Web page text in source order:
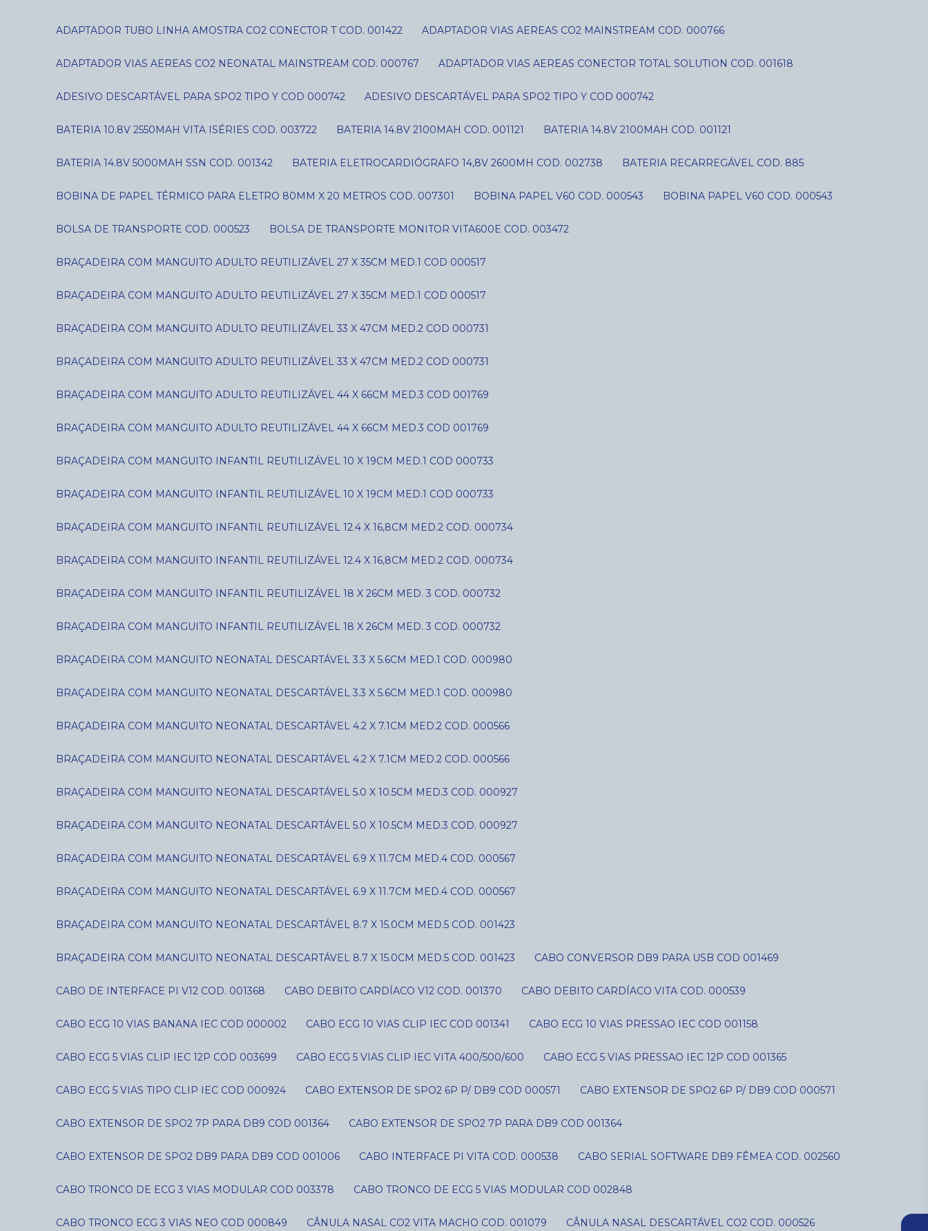
ADAPTADOR TUBO LINHA AMOSTRA CO2 CONECTOR T COD. 001422 ADAPTADOR VIAS AEREAS CO2 MAINSTREAM COD. 000766
ADAPTADOR VIAS AEREAS CO2 NEONATAL MAINSTREAM COD. 000767 ADAPTADOR VIAS AEREAS CONECTOR TOTAL SOLUTION COD. 001618
ADESIVO DESCARTÁVEL PARA SPO2 TIPO Y COD 000742 ADESIVO DESCARTÁVEL PARA SPO2 TIPO Y COD 000742
BATERIA 10.8V 2550MAH VITA ISÉRIES COD. 003722 BATERIA 14.8V 2100MAH COD. 001121 BATERIA 14.8V 2100MAH COD. 001121
BATERIA 14.8V 5000MAH SSN COD. 001342 BATERIA ELETROCARDIÓGRAFO 14,8V 2600MH COD. 002738 BATERIA RECARREGÁVEL COD. 885
BOBINA DE PAPEL TÉRMICO PARA ELETRO 80MM X 20 METROS COD. 007301 BOBINA PAPEL V60 COD. 000543 BOBINA PAPEL V60 COD. 000543
BOLSA DE TRANSPORTE COD. 000523 BOLSA DE TRANSPORTE MONITOR VITA600E COD. 003472
BRAÇADEIRA COM MANGUITO ADULTO REUTILIZÁVEL 27 X 35CM MED.1 COD 000517
BRAÇADEIRA COM MANGUITO ADULTO REUTILIZÁVEL 27 X 35CM MED.1 COD 000517
BRAÇADEIRA COM MANGUITO ADULTO REUTILIZÁVEL 33 X 47CM MED.2 COD 000731
BRAÇADEIRA COM MANGUITO ADULTO REUTILIZÁVEL 33 X 47CM MED.2 COD 000731
BRAÇADEIRA COM MANGUITO ADULTO REUTILIZÁVEL 44 X 66CM MED.3 COD 001769
BRAÇADEIRA COM MANGUITO ADULTO REUTILIZÁVEL 44 X 66CM MED.3 COD 001769
BRAÇADEIRA COM MANGUITO INFANTIL REUTILIZÁVEL 10 X 19CM MED.1 COD 000733
BRAÇADEIRA COM MANGUITO INFANTIL REUTILIZÁVEL 10 X 19CM MED.1 COD 000733
BRAÇADEIRA COM MANGUITO INFANTIL REUTILIZÁVEL 12.4 X 16,8CM MED.2 COD. 000734
BRAÇADEIRA COM MANGUITO INFANTIL REUTILIZÁVEL 12.4 X 16,8CM MED.2 COD. 000734
BRAÇADEIRA COM MANGUITO INFANTIL REUTILIZÁVEL 18 X 26CM MED. 3 COD. 000732
BRAÇADEIRA COM MANGUITO INFANTIL REUTILIZÁVEL 18 X 26CM MED. 3 COD. 000732
BRAÇADEIRA COM MANGUITO NEONATAL DESCARTÁVEL 3.3 X 5.6CM MED.1 COD. 000980
BRAÇADEIRA COM MANGUITO NEONATAL DESCARTÁVEL 3.3 X 5.6CM MED.1 COD. 000980
BRAÇADEIRA COM MANGUITO NEONATAL DESCARTÁVEL 4.2 X 7.1CM MED.2 COD. 000566
BRAÇADEIRA COM MANGUITO NEONATAL DESCARTÁVEL 4.2 X 7.1CM MED.2 COD. 000566
BRAÇADEIRA COM MANGUITO NEONATAL DESCARTÁVEL 5.0 X 10.5CM MED.3 COD. 000927
BRAÇADEIRA COM MANGUITO NEONATAL DESCARTÁVEL 5.0 X 10.5CM MED.3 COD. 000927
BRAÇADEIRA COM MANGUITO NEONATAL DESCARTÁVEL 6.9 X 11.7CM MED.4 COD. 000567
BRAÇADEIRA COM MANGUITO NEONATAL DESCARTÁVEL 6.9 X 11.7CM MED.4 COD. 000567
BRAÇADEIRA COM MANGUITO NEONATAL DESCARTÁVEL 8.7 X 15.0CM MED.5 COD. 001423
BRAÇADEIRA COM MANGUITO NEONATAL DESCARTÁVEL 8.7 X 15.0CM MED.5 COD. 001423 CABO CONVERSOR DB9 PARA USB COD 001469
CABO DE INTERFACE PI V12 COD. 001368 CABO DEBITO CARDÍACO V12 COD. 001370 CABO DEBITO CARDÍACO VITA COD. 000539
CABO ECG 10 VIAS BANANA IEC COD 000002 CABO ECG 10 VIAS CLIP IEC COD 001341 CABO ECG 10 VIAS PRESSAO IEC COD 001158
CABO ECG 5 VIAS CLIP IEC 12P COD 003699 CABO ECG 5 VIAS CLIP IEC VITA 400/500/600 CABO ECG 5 VIAS PRESSAO IEC 12P COD 001365
CABO ECG 5 VIAS TIPO CLIP IEC COD 000924 CABO EXTENSOR DE SPO2 6P P/ DB9 COD 000571 CABO EXTENSOR DE SPO2 6P P/ DB9 COD 000571
CABO EXTENSOR DE SPO2 7P PARA DB9 COD 001364 CABO EXTENSOR DE SPO2 7P PARA DB9 COD 001364
CABO EXTENSOR DE SPO2 DB9 PARA DB9 COD 001006 CABO INTERFACE PI VITA COD. 000538 CABO SERIAL SOFTWARE DB9 FÊMEA COD. 002560
CABO TRONCO DE ECG 3 VIAS MODULAR COD 003378 CABO TRONCO DE ECG 5 VIAS MODULAR COD 002848
CABO TRONCO ECG 3 VIAS NEO COD 000849 CÂNULA NASAL CO2 VITA MACHO COD. 001079 CÂNULA NASAL DESCARTÁVEL CO2 COD. 000526